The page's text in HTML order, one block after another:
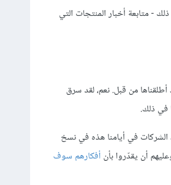
- متابعة أخبار المنتجات التي
من قبل. نعم، لقد سرق
في ذلك.
الشركات في أيامنا هذه في نسخ
أن يقدّروا بأن أفكارهم سوف